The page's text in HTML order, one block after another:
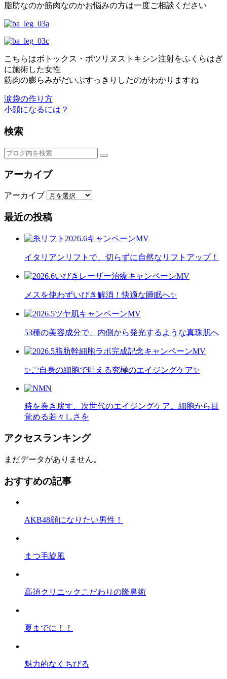
脂肪なのか筋肉なのかお悩みの方は一度ご相談ください
こちらはボトックス・ボツリヌストキシン注射をふくらはぎ
に施術した女性
筋肉の膨らみがだいぶすっきりしたのがわかりますね
涙袋の作り方
小顔になるには？
検索
アーカイブ
アーカイブ
最近の投稿
イタリアンリフトで、切らずに自然なリフトアップ！
メスを使わずいびき解消！快適な睡眠へ✨
53種の美容成分で、内側から発光するような真珠肌へ
✨ご自身の細胞で叶える究極のエイジングケア✨
時を巻き戻す、次世代のエイジングケア。細胞から目
覚める若々しさを
アクセスランキング
まだデータがありません。
おすすめの記事
AKB48顔になりたい男性！
まつ毛旋風
高須クリニックこだわりの隆鼻術
夏までに！！
魅力的なくちびる